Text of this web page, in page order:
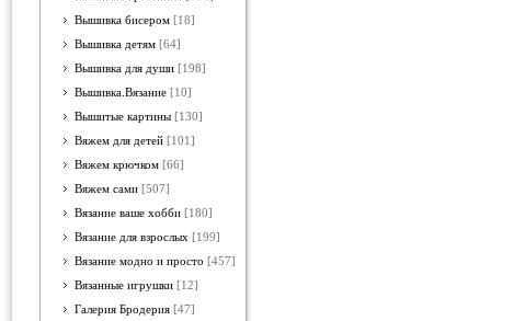
Вышивка бисером [18]
Вышивка детям [64]
Вышивка для души [198]
Вышивка.Вязание [10]
Вышитые картины [130]
Вяжем для детей [101]
Вяжем крючком [66]
Вяжем сами [507]
Вязание ваше хобби [180]
Вязание для взрослых [199]
Вязание модно и просто [457]
Вязанные игрушки [12]
Галерия Бродерия [47]